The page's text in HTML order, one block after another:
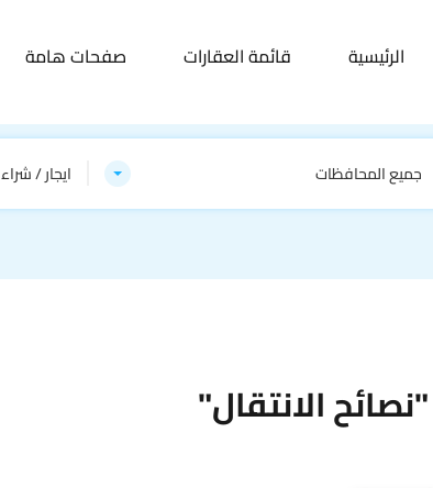
الرئيسية قائمة العقارات صفحات هامة
جميع المحافظات ايجار / شراء
الانتقال"